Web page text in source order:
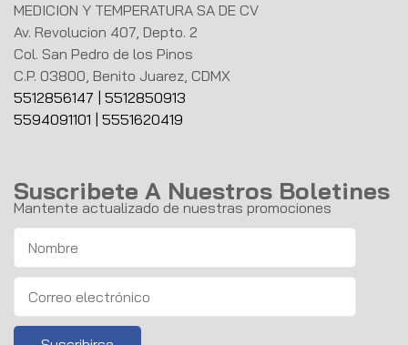
MEDICION Y TEMPERATURA SA DE CV
Av. Revolucion 407, Depto. 2
Col. San Pedro de los Pinos
C.P. 03800, Benito Juarez, CDMX
5512856147
5512850913
5594091101
5551620419
Suscribete A Nuestros Boletines
Mantente actualizado de nuestras promociones